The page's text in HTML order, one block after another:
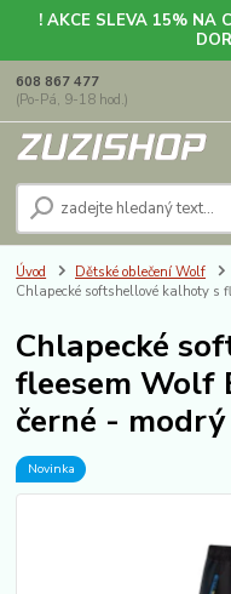
! AKCE SLEVA 15% NA
608 867 477
(Po-Pá, 9-18 hod.)
Úvod Dětské oblečení Wolf
Chlapecké softshellové kalhoty s
Chlapecké
fleesem Wolf
černé - modrý
Novinka